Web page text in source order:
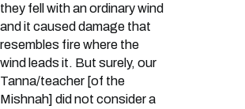
they fell with an ordinary wind
and it caused damage that
resembles fire where the
wind leads it. But surely, our
Tanna/teacher [of the
Mishnah] did not consider a